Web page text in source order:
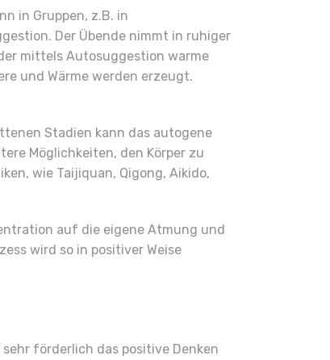
in Gruppen, z.B. in
Der Übende nimmt in ruhiger
mittels Autosuggestion warme
und Wärme werden erzeugt.
Stadien kann das autogene
Möglichkeiten, den Körper zu
wie Taijiquan, Qigong, Aikido,
auf die eigene Atmung und
wird so in positiver Weise
förderlich das positive Denken